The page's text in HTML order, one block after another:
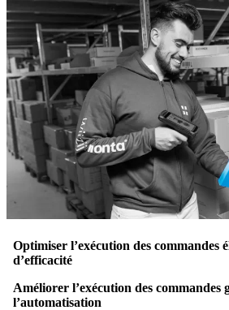
Optimiser l’exécution des commandes
d’efficacité
Améliorer l’exécution des commandes
l’automatisation